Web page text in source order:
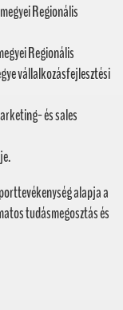
Regionális
Regionális
vállalkozásfejlesztési
és sales
alapja a
tudásmegosztás és